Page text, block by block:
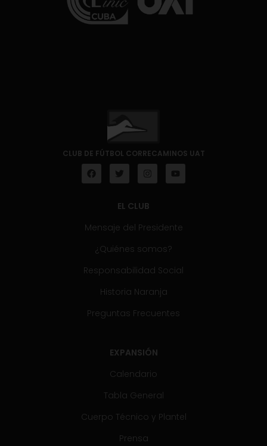
CLUB DE FÚTBOL CORRECAMINOS UAT
EL CLUB
Mensaje del Presidente
¿Quiénes somos?
Responsabilidad Social
Historia Naranja
Preguntas Frecuentes
EXPANSIÓN
Calendario
Tabla General
Cuerpo Técnico y Plantel
Prensa